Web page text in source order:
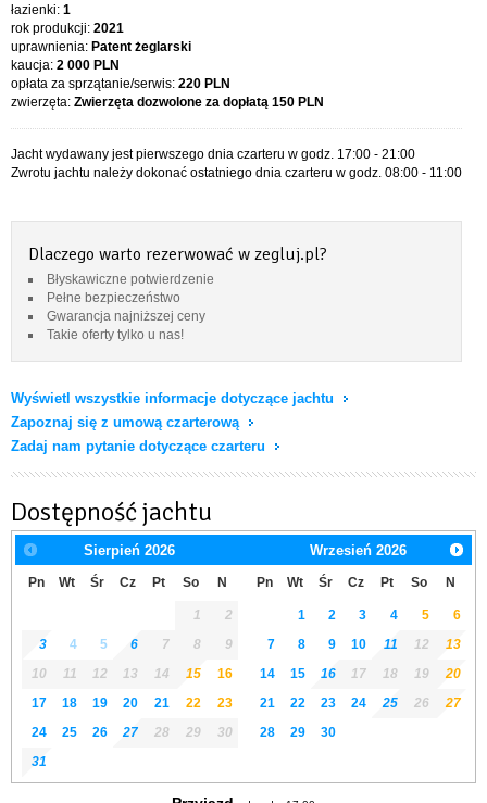
łazienki: 1
rok produkcji: 2021
uprawnienia: Patent żeglarski
kaucja: 2 000 PLN
opłata za sprzątanie/serwis: 220 PLN
zwierzęta: Zwierzęta dozwolone za dopłatą 150 PLN
Jacht wydawany jest pierwszego dnia czarteru w godz. 17:00 - 21:00
Zwrotu jachtu należy dokonać ostatniego dnia czarteru w godz. 08:00 - 11:00
Dlaczego warto rezerwować w zegluj.pl?
Błyskawiczne potwierdzenie
Pełne bezpieczeństwo
Gwarancja najniższej ceny
Takie oferty tylko u nas!
Wyświetl wszystkie informacje dotyczące jachtu
Zapoznaj się z umową czarterową
Zadaj nam pytanie dotyczące czarteru
Dostępność jachtu
Sierpień 2026
Pn Wt Śr Cz Pt So N
1
2
3
4 5 6 7 8
9
10
11 12 13 14 15
16
17
18 19 20 21 22
23
24
25 26 27 28 29
30
31
Wrzesień 2026
Pn Wt Śr Cz Pt So N
1 2 3 4 5
6
7
8 9 10 11 12
13
14
15 16 17 18 19
20
21
22 23 24 25 26
27
28
29 30